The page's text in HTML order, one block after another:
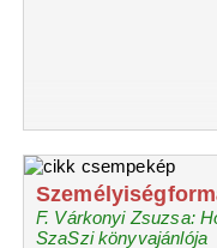
F. Várkonyi Zsuzsa:
SzaSzi könyvajánlója